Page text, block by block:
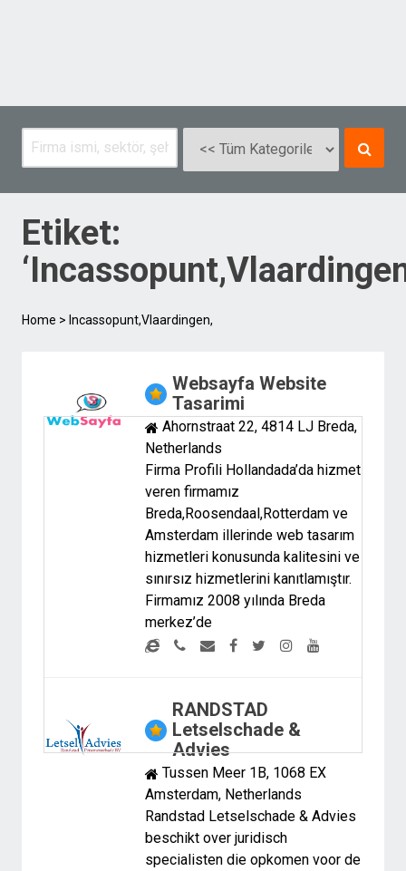
Etiket:
Home > Incassopunt,Vlaardingen,
Websayfa Website
Tasarimi
Ahornstraat 22, 4814 LJ Breda,
Netherlands
Firma Profili Hollandada’da hizmet
veren firmamız
Breda,Roosendaal,Rotterdam ve
Amsterdam illerinde web tasarım
hizmetleri konusunda kalitesini ve
sınırsız hizmetlerini kanıtlamıştır.
Firmamız 2008 yılında Breda
merkez’de
RANDSTAD
Letselschade &
Advies
Tussen Meer 1B, 1068 EX
Amsterdam, Netherlands
Randstad Letselschade & Advies
beschikt over juridisch
specialisten die opkomen voor de